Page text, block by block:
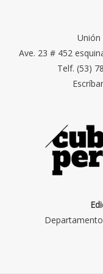
Unión
Ave. 23 # 452
Telf. (53)